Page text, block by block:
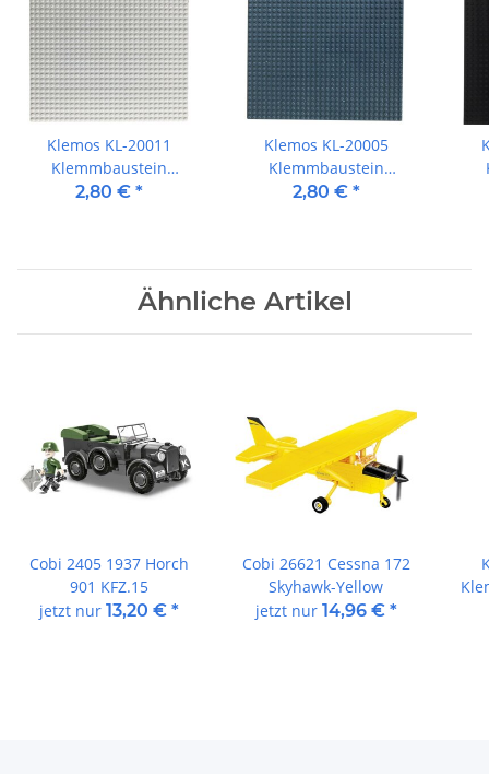
Klemos KL-20011
Klemmbaustein
Grundplatte 32x32 Weiß
2,80 € *
Klemos KL-20005
Klemmbaustein
Grundplatte 32x32
2,80 € *
Ähnliche Artikel
Cobi 2405 1937 Horch
901 KFZ.15
jetzt nur 13,20 € *
Cobi 26621 Cessna 172
Skyhawk-Yellow
jetzt nur 14,96 € *